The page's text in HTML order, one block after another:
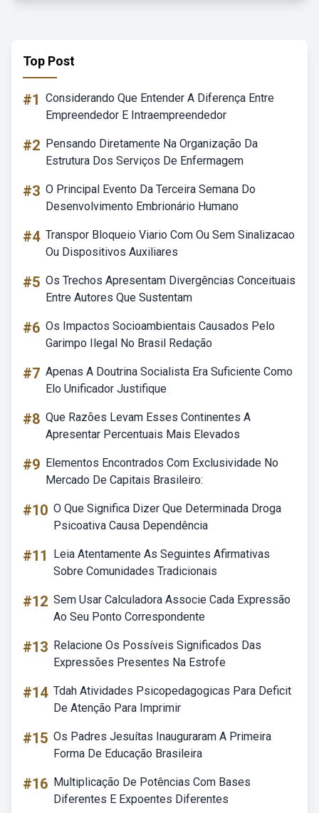
Top Post
#1 Considerando Que Entender A Diferença Entre
Empreendedor E Intraempreendedor
#2 Pensando Diretamente Na Organização Da
Estrutura Dos Serviços De Enfermagem
#3 O Principal Evento Da Terceira Semana Do
Desenvolvimento Embrionário Humano
#4 Transpor Bloqueio Viario Com Ou Sem Sinalizacao
Ou Dispositivos Auxiliares
#5 Os Trechos Apresentam Divergências Conceituais
Entre Autores Que Sustentam
#6 Os Impactos Socioambientais Causados Pelo
Garimpo Ilegal No Brasil Redação
#7 Apenas A Doutrina Socialista Era Suficiente Como
Elo Unificador Justifique
#8 Que Razões Levam Esses Continentes A
Apresentar Percentuais Mais Elevados
#9 Elementos Encontrados Com Exclusividade No
Mercado De Capitais Brasileiro:
#10 O Que Significa Dizer Que Determinada Droga
Psicoativa Causa Dependência
#11
Leia Atentamente As Seguintes Afirmativas
Sobre Comunidades Tradicionais
#12 Sem Usar Calculadora Associe Cada Expressão
Ao Seu Ponto Correspondente
#13 Relacione Os Possíveis Significados Das
Expressões Presentes Na Estrofe
#14 Tdah Atividades Psicopedagogicas Para Deficit
De Atenção Para Imprimir
#15 Os Padres Jesuítas Inauguraram A Primeira
Forma De Educação Brasileira
#16 Multiplicação De Potências Com Bases
Diferentes E Expoentes Diferentes